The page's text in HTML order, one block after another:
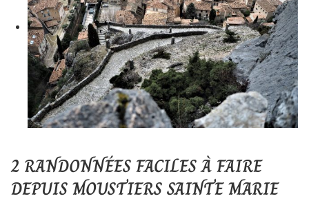
2 RANDONNÉES FACILES À FAIRE
DEPUIS MOUSTIERS SAINTE MARIE